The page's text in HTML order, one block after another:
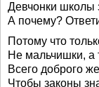
Девчонки школы
А почему?
Потому что
Не мальчишки, а
Всего доброго
Чтобы законы